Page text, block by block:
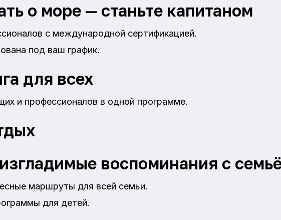
о море — станьте капитаном
с международной сертификацией.
под ваш график.
для всех
и профессионалов в одной программе.
воспоминания с
маршруты для всей семьи.
для детей.